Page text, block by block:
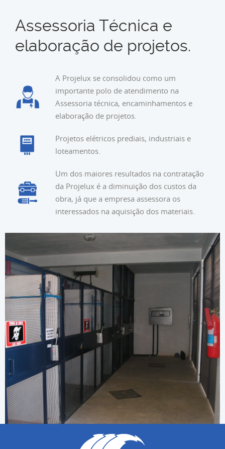
Assessoria Técnica e
elaboração de projetos.
A Projelux se consolidou como um
importante polo de atendimento na
Assessoria técnica, encaminhamentos e
elaboração de projetos.
Projetos elétricos prediais, industriais e
loteamentos.
Um dos maiores resultados na contratação
da Projelux é a diminuição dos custos da
obra, já que a empresa assessora os
interessados na aquisição dos materiais.